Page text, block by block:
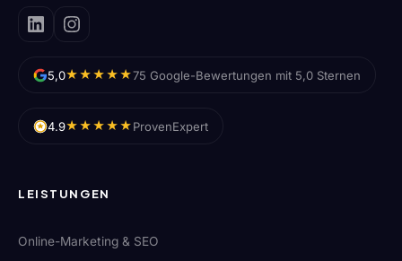
5,0★★★★★75 Google-Bewertungen mit 5,0 Sternen
4.9★★★★★ProvenExpert
LEISTUNGEN
Online-Marketing & SEO